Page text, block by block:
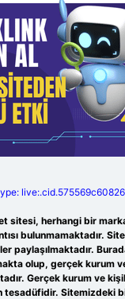
sitesi, herhangi bir
bulunmamaktadır.
paylaşılmaktadır.
olup, gerçek kurum
Gerçek kurum ve
tesadüfidir. Sitemizdeki